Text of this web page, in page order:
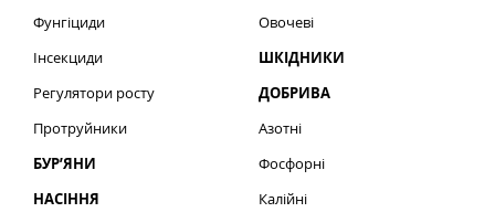
Фунгіциди
Інсекциди
Регулятори росту
Протруйники
БУР’ЯНИ
НАСІННЯ
Овочеві
ШКІДНИКИ
ДОБРИВА
Азотні
Фосфорні
Калійні